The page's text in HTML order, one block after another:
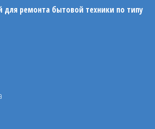
для ремонта бытовой техники по типу